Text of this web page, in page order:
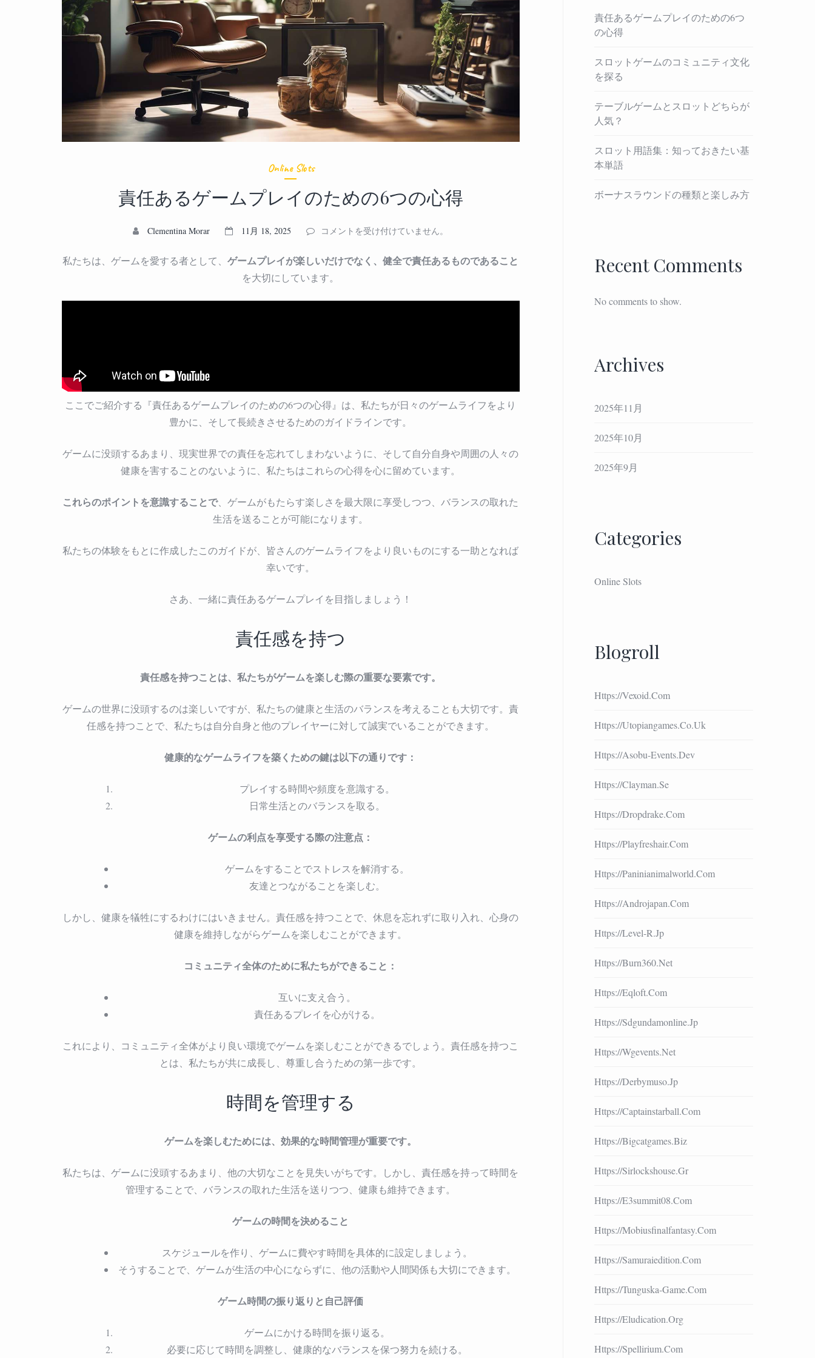
Online Slots
責任あるゲームプレイのための6つの心得
Clementina Morar 11月 18, 2025
責
あ
る
ゲ
6
つ
得
は
コメントを受け付けていません。
私たちは、ゲームを愛する者として、ゲームプレイが楽しいだけでなく、健全で責任あるものであること
を大切にしています。
ここでご紹介する『責任あるゲームプレイのための6つの心得』は、私たちが日々のゲームライフをより
豊かに、そして長続きさせるためのガイドラインです。
ゲームに没頭するあまり、現実世界での責任を忘れてしまわないように、そして自分自身や周囲の人々の
健康を害することのないように、私たちはこれらの心得を心に留めています。
これらのポイントを意識することで、ゲームがもたらす楽しさを最大限に享受しつつ、バランスの取れた
生活を送ることが可能になります。
私たちの体験をもとに作成したこのガイドが、皆さんのゲームライフをより良いものにする一助となれば
幸いです。
さあ、一緒に責任あるゲームプレイを目指しましょう！
責任感を持つ
責任感を持つことは、私たちがゲームを楽しむ際の重要な要素です。
ゲームの世界に没頭するのは楽しいですが、私たちの健康と生活のバランスを考えることも大切です。責
任感を持つことで、私たちは自分自身と他のプレイヤーに対して誠実でいることができます。
健康的なゲームライフを築くための鍵は以下の通りです：
プレイする時間や頻度を意識する。
日常生活とのバランスを取る。
ゲームの利点を享受する際の注意点：
ゲームをすることでストレスを解消する。
友達とつながることを楽しむ。
しかし、健康を犠牲にするわけにはいきません。責任感を持つことで、休息を忘れずに取り入れ、心身の
健康を維持しながらゲームを楽しむことができます。
コミュニティ全体のために私たちができること：
互いに支え合う。
責任あるプレイを心がける。
これにより、コミュニティ全体がより良い環境でゲームを楽しむことができるでしょう。責任感を持つこ
とは、私たちが共に成長し、尊重し合うための第一歩です。
時間を管理する
ゲームを楽しむためには、効果的な時間管理が重要です。
私たちは、ゲームに没頭するあまり、他の大切なことを見失いがちです。しかし、責任感を持って時間を
管理することで、バランスの取れた生活を送りつつ、健康も維持できます。
ゲームの時間を決めること
スケジュールを作り、ゲームに費やす時間を具体的に設定しましょう。
そうすることで、ゲームが生活の中心にならずに、他の活動や人間関係も大切にできます。
ゲーム時間の振り返りと自己評価
ゲームにかける時間を振り返る。
必要に応じて時間を調整し、健康的なバランスを保つ努力を続ける。
責任あるゲームプレイのための6つ
の心得
スロットゲームのコミュニティ文化
を探る
テーブルゲームとスロットどちらが
人気？
スロット用語集：知っておきたい基
本単語
ボーナスラウンドの種類と楽しみ方
Recent Comments
No comments to show.
Archives
2025年11月
2025年10月
2025年9月
Categories
Online Slots
Blogroll
Https://vexoid.com
Https://utopiangames.co.uk
Https://asobu-Events.dev
Https://clayman.se
Https://dropdrake.com
Https://playfreshair.com
Https://paninianimalworld.com
Https://androjapan.com
Https://level-R.jp
Https://burn360.net
Https://eqloft.com
Https://sdgundamonline.jp
Https://wgevents.net
Https://derbymuso.jp
Https://captainstarball.com
Https://bigcatgames.biz
Https://sirlockshouse.gr
Https://e3summit08.com
Https://mobiusfinalfantasy.com
Https://samuraiedition.com
Https://tunguska-Game.com
Https://eludication.org
Https://spellirium.com